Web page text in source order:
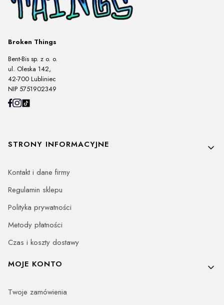
Broken Things
Bent-Bis sp. z o. o.
ul. Oleska 142,
42-700 Lubliniec
NIP 5751902349
Linki w stopce
STRONY INFORMACYJNE
Kontakt i dane firmy
Regulamin sklepu
Polityka prywatności
Metody płatności
Czas i koszty dostawy
MOJE KONTO
Twoje zamówienia